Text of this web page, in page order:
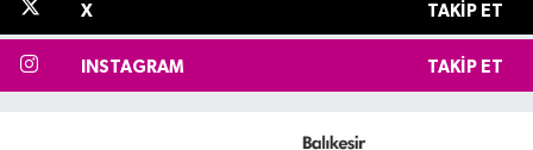
X TAKIP ET
INSTAGRAM TAKIP ET